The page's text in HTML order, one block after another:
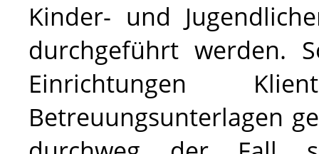
Kinder- und
durchgeführt werden.
Einrichtungen
Betreuungsunterlagen